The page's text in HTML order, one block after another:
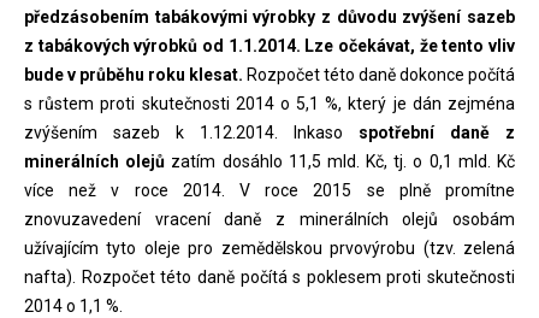
předzásobením tabákovými výrobky z důvodu zvýšení sazeb
z tabákových výrobků od 1.1.2014. Lze očekávat, že tento vliv
bude v průběhu roku klesat. Rozpočet této daně dokonce počítá
s růstem proti skutečnosti 2014 o 5,1 %, který je dán zejména
zvýšením sazeb k 1.12.2014. Inkaso spotřební daně z
minerálních olejů zatím dosáhlo 11,5 mld. Kč, tj. o 0,1 mld. Kč
více než v roce 2014. V roce 2015 se plně promítne
znovuzavedení vracení daně z minerálních olejů osobám
užívajícím tyto oleje pro zemědělskou prvovýrobu (tzv. zelená
nafta). Rozpočet této daně počítá s poklesem proti skutečnosti
2014 o 1,1 %.